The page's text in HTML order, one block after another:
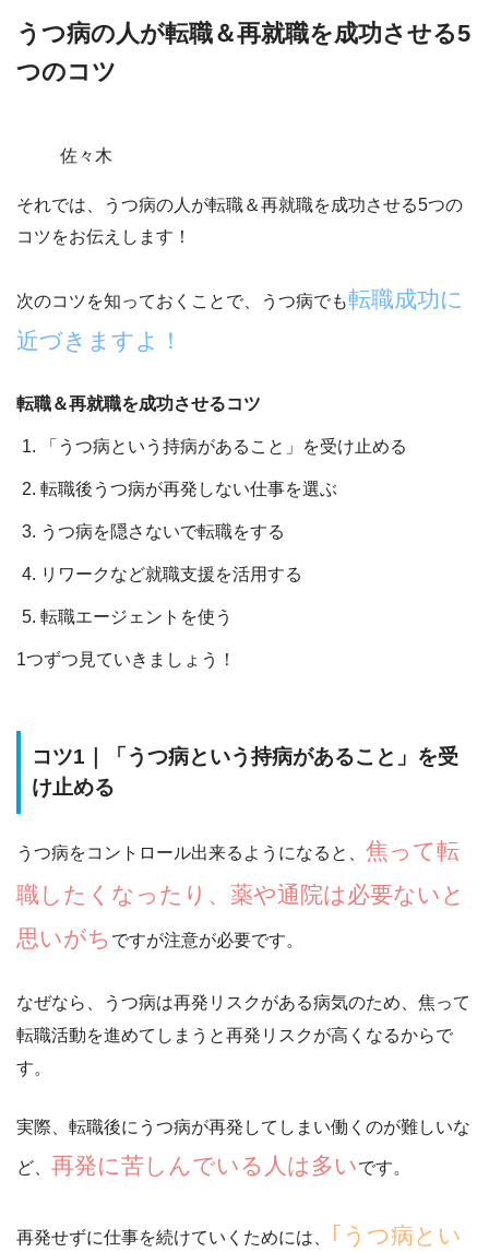
うつ病の人が転職＆再就職を成功させる5
つのコツ
佐々木
それでは、うつ病の人が転職＆再就職を成功させる5つの
コツをお伝えします！
次のコツを知っておくことで、うつ病でも転職成功に
近づきますよ！
転職＆再就職を成功させるコツ
「うつ病という持病があること」を受け止める
転職後うつ病が再発しない仕事を選ぶ
うつ病を隠さないで転職をする
リワークなど就職支援を活用する
転職エージェントを使う
1つずつ見ていきましょう！
コツ1｜「うつ病という持病があること」を受
け止める
うつ病をコントロール出来るようになると、 焦って転
職したくなったり、薬や通院は必要ないと
思いがち ですが注意が必要です。
なぜなら、うつ病は再発リスクがある病気のため、焦って
転職活動を進めてしまうと再発リスクが高くなるからで
す。
実際、転職後にうつ病が再発してしまい働くのが難しいな
ど、 再発に苦しんでいる人は多いです。
再発せずに仕事を続けていくためには、
｢うつ病とい